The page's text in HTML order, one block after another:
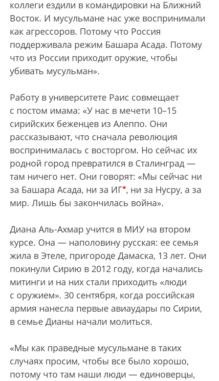
коллеги ездили в командировки на Ближний
Восток. И мусульмане нас уже воспринимали
как агрессоров. Потому что Россия
поддерживала режим Башара Асада. Потому
что из России приходит оружие, чтобы
убивать мусульман».
Работу в университете Раис совмещает
с постом имама: «У нас в мечети 10–15
сирийских беженцев из Алеппо. Они
рассказывают, что сначала революция
воспринималась с восторгом. Но сейчас их
родной город превратился в Сталинград —
там ничего нет. Они говорят: «Мы сейчас ни
за Башара Асада, ни за ИГ*, ни за Нусру, а за
мир. Лишь бы закончилась война».
Диана Аль-Ахмар учится в МИУ на втором
курсе. Она — наполовину русская: ее семья
жила в Этеле, пригороде Дамаска, 13 лет. Они
покинули Сирию в 2012 году, когда начались
митинги и на них стали приходить «люди
с оружием». 30 сентября, когда российская
армия нанесла первые авиаудары по Сирии,
в семье Дианы начали молиться.
«Мы как праведные мусульмане в таких
случаях просим, чтобы все было хорошо,
потому что там наши люди — единоверцы,